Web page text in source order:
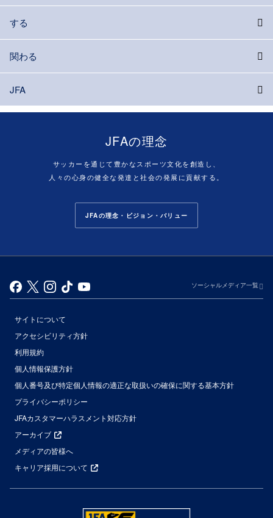
する
関わる
JFA
JFAの理念
サッカーを通じて豊かなスポーツ文化を創造し、
人々の心身の健全な発達と社会の発展に貢献する。
JFAの理念・ビジョン・バリュー
ソーシャルメディア一覧
サイトについて
アクセシビリティ方針
利用規約
個人情報保護方針
個人番号及び特定個人情報の適正な取扱いの確保に関する基本方針
プライバシーポリシー
JFAカスタマーハラスメント対応方針
アーカイブ
メディアの皆様へ
キャリア採用について